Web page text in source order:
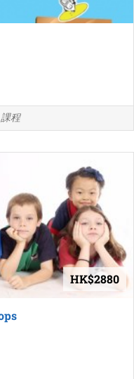
課程
HK$2880